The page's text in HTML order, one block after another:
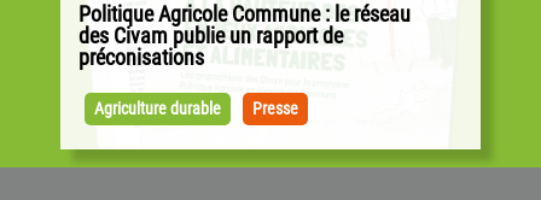
Politique Agricole Commune : le réseau
des Civam publie un rapport de
préconisations
débuté sur la base des propositions de la
Commission européenne, les Civam publient...
Agriculture durable Presse